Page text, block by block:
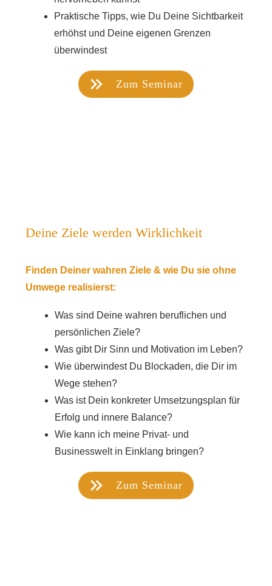
Praktische Tipps, wie Du Deine Sichtbarkeit
erhöhst und Deine eigenen Grenzen
überwindest
Zum Seminar
Deine Ziele werden Wirklichkeit
Finden Deiner wahren Ziele & wie Du sie ohne
Umwege realisierst:
Was sind Deine wahren beruflichen und
persönlichen Ziele?
Was gibt Dir Sinn und Motivation im Leben?
Wie überwindest Du Blockaden, die Dir im
Wege stehen?
Was ist Dein konkreter Umsetzungsplan für
Erfolg und innere Balance?
Wie kann ich meine Privat- und
Businesswelt in Einklang bringen?
Zum Seminar